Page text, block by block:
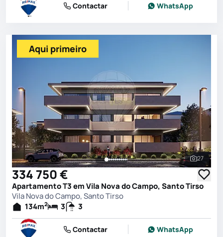
Contactar WhatsApp
Ver
27
Aqui primeiro
334 750 €
Apartamento T3 em Vila Nova do Campo, Santo Tirso
Vila Nova do Campo, Santo Tirso
134m2 3 3
Contactar WhatsApp